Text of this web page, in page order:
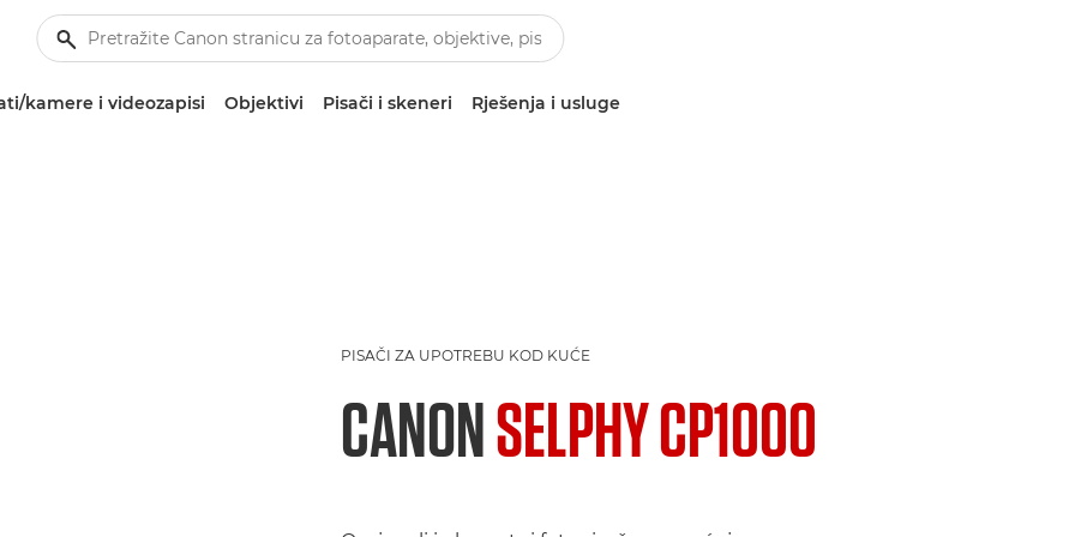
kamere i videozapisi Objektivi Pisači i skeneri Rješenja i usluge
PISAČI ZA UPOTREBU KOD KUĆE
CANONSELPHY CP1000